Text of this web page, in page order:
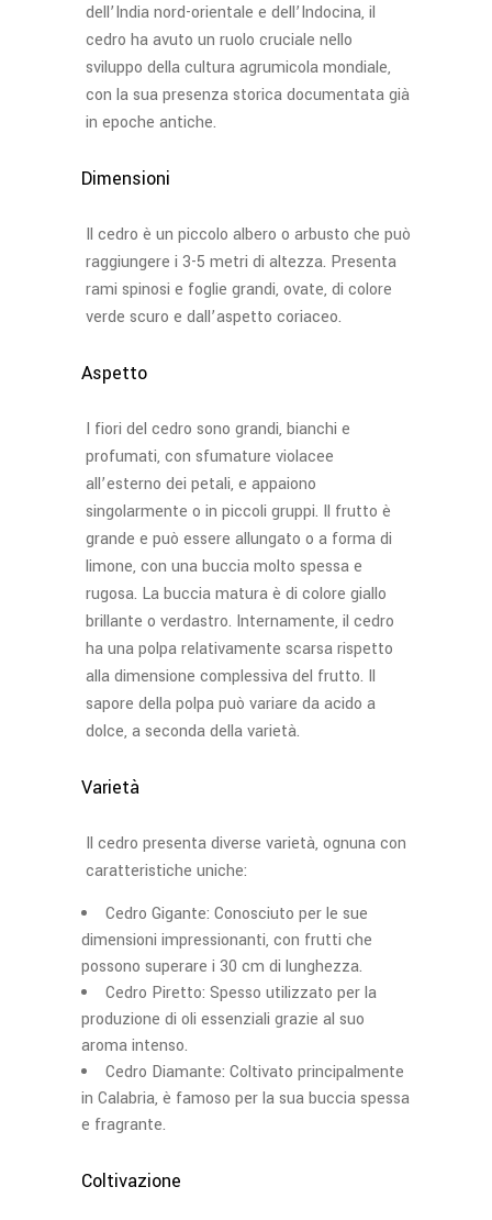
dell’India nord-orientale e dell’Indocina, il
cedro ha avuto un ruolo cruciale nello
sviluppo della cultura agrumicola mondiale,
con la sua presenza storica documentata già
in epoche antiche.
Dimensioni
Il cedro è un piccolo albero o arbusto che può
raggiungere i 3-5 metri di altezza. Presenta
rami spinosi e foglie grandi, ovate, di colore
verde scuro e dall’aspetto coriaceo.
Aspetto
I fiori del cedro sono grandi, bianchi e
profumati, con sfumature violacee
all’esterno dei petali, e appaiono
singolarmente o in piccoli gruppi. Il frutto è
grande e può essere allungato o a forma di
limone, con una buccia molto spessa e
rugosa. La buccia matura è di colore giallo
brillante o verdastro. Internamente, il cedro
ha una polpa relativamente scarsa rispetto
alla dimensione complessiva del frutto. Il
sapore della polpa può variare da acido a
dolce, a seconda della varietà.
Varietà
Il cedro presenta diverse varietà, ognuna con
caratteristiche uniche:
Cedro Gigante: Conosciuto per le sue
dimensioni impressionanti, con frutti che
possono superare i 30 cm di lunghezza.
Cedro Piretto: Spesso utilizzato per la
produzione di oli essenziali grazie al suo
aroma intenso.
Cedro Diamante: Coltivato principalmente
in Calabria, è famoso per la sua buccia spessa
e fragrante.
Coltivazione